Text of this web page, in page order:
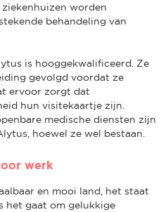
worden
behandeling van
is hooggekwalificeerd. Ze
gevolgd voordat ze
ervoor zorgt dat
hun visitekaartje zijn.
medische diensten zijn
hoewel ze wel bestaan.
werk
en mooi land, het staat
het gaat om gelukkige